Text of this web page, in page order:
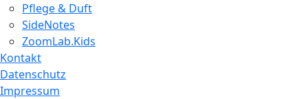
Pflege & Duft
SideNotes
ZoomLab.Kids
Kontakt
Datenschutz
Impressum